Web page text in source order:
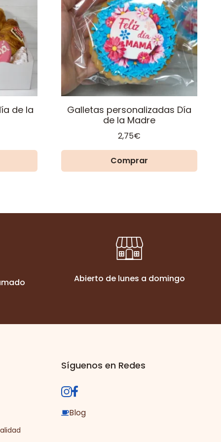
de la
Galletas personalizadas Día
de la Madre
2,75€
Comprar
Abierto de lunes a domingo
Síguenos en Redes
Blog